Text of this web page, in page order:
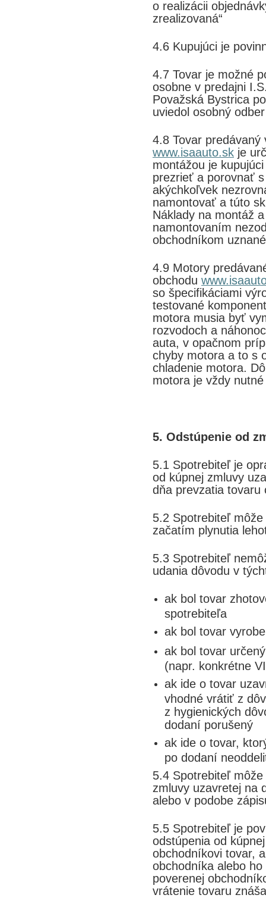
o realizácii
zrealizovaná“
4.6 Kupujúci je
4.7 Tovar je možné
osobne v predajni
Považská Bystrica
uviedol osobný
4.8 Tovar
www.isaauto.sk je
montážou je
prezrieť a porovnať
akýchkoľvek
namontovať a túto
Náklady na montáž
namontovaním
obchodníkom uznané
4.9 Motory
obchodu
so špecifikáciami
testované
motora musia byť
rozvodoch a
auta, v opačnom
chyby motora a to s
chladenie motora.
motora je vždy
5. Odstúpenie od
5.1 Spotrebiteľ je
od kúpnej zmluvy
dňa prevzatia tovaru
5.2 Spotrebiteľ
začatím plynutia
5.3 Spotrebiteľ
udania dôvodu v
ak bol tovar
spotrebiteľa
ak bol tovar
ak bol tovar
(napr. konkrétne
ak ide o tovar
vhodné vrátiť z
z hygienických
dodaní porušený
ak ide o tovar,
po dodaní
5.4 Spotrebiteľ
zmluvy uzavretej na
alebo v podobe
5.5 Spotrebiteľ je
odstúpenia od
obchodníkovi tovar,
obchodníka alebo
poverenej
vrátenie tovaru